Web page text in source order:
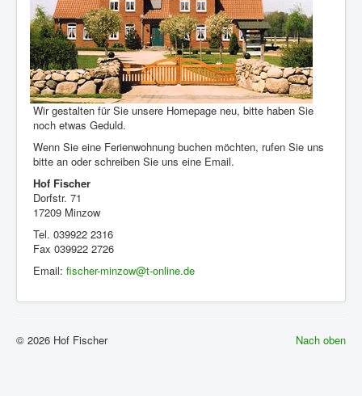
Wir gestalten für Sie unsere Homepage neu, bitte haben Sie
noch etwas Geduld.
Wenn Sie eine Ferienwohnung buchen möchten, rufen Sie uns
bitte an oder schreiben Sie uns eine Email.
Hof Fischer
Dorfstr. 71
17209 Minzow
Tel. 039922 2316
Fax 039922 2726
Email: fischer-minzow@t-online.de
Nach oben
© 2026 Hof Fischer